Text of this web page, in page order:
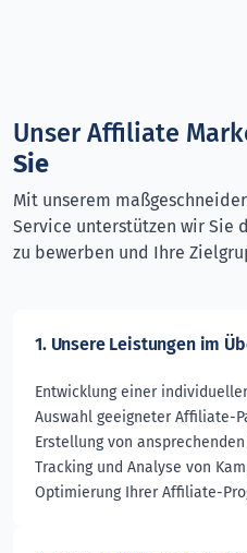
Unser Affiliate
Sie
Mit unserem
Service unterstützen wir Sie
zu bewerben und Ihre
1. Unsere Leistungen im
Entwicklung einer
Auswahl geeigneter Affiliate-
Erstellung von
Tracking und Analyse von
Optimierung Ihrer Affiliate-